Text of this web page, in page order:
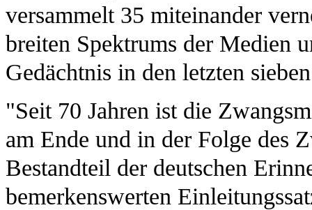
versammelt 35 miteinander
breiten Spektrums der Medien
Gedächtnis in den letzten
"Seit 70 Jahren ist die
am Ende und in der Folge des
Bestandteil der deutschen
bemerkenswerten